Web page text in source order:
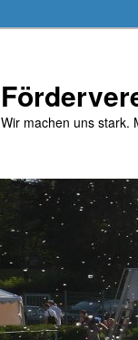
Wir machen uns stark.